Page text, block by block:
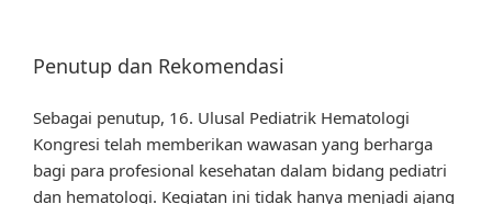
Penutup dan Rekomendasi
Sebagai penutup, 16. Ulusal Pediatrik Hematologi
Kongresi telah memberikan wawasan yang berharga
bagi para profesional kesehatan dalam bidang pediatri
dan hematologi. Kegiatan ini tidak hanya menjadi ajang